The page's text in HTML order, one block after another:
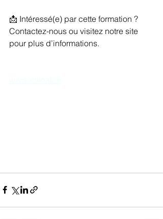
📩 Intéressé(e) par cette formation ?
Contactez-nous ou visitez notre site
pour plus d’informations.